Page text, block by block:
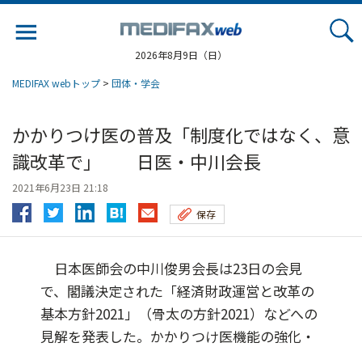
2026年8月9日（日）
MEDIFAX webトップ > 団体・学会
かかりつけ医の普及「制度化ではなく、意
識改革で」 日医・中川会長
2021年6月23日 21:18
保存
日本医師会の中川俊男会長は23日の会見
で、閣議決定された「経済財政運営と改革の
基本方針2021」（骨太の方針2021）などへの
見解を発表した。かかりつけ医機能の強化・